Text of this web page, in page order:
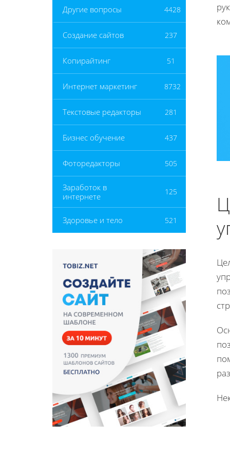
Другие вопросы 4428
Создание сайтов 237
Копирайтинг 51
Интернет маркетинг 8732
Текстовые редакторы 281
Бизнес обучение 437
Фоторедакторы 505
Заработок в
интернете
125
Здоровье и тело 521